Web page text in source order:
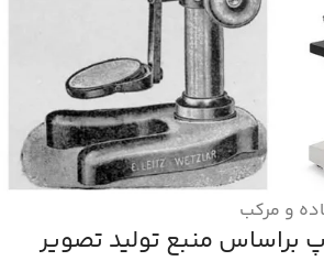
و مرکب
براساس منبع تولید تصویر